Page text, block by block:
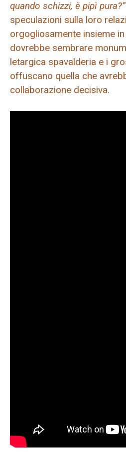
quando schizzi, è pipì pura?”
speculazioni sulla loro
orgogliosamente insieme
dovrebbe sembrare
letargica spavalderia e i
offuscano quella che
collaborazione decisiva.